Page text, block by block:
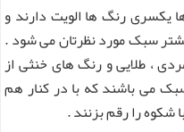
یکسری رنگ ها الویت دارند و
سبک مورد نظرتان می شود .
، طلایی و رنگ های خنثی از
می باشند که با در کنار هم
شکوه را رقم بزنند .